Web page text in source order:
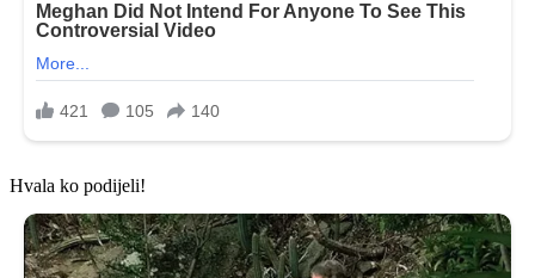
Hvala ko podijeli!